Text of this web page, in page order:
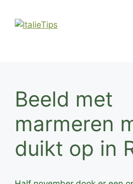
naar
Beeld met
marmeren
duikt op in